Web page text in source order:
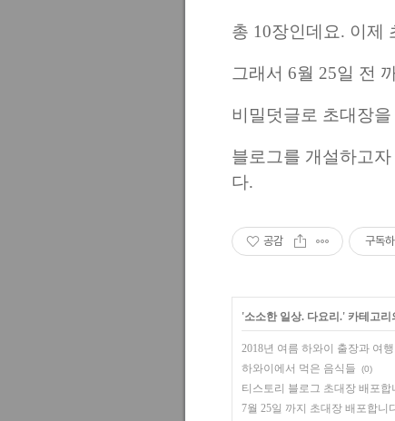
총 10장인데요. 이제
그래서 6월 25일 전
비밀덧글로 초대장
블로그를 개설하고
다.
공감 구독하
'소소한 일상. 다요리.' 카테고리
2018년 여름 하와이 출장과 여
하와이에서 먹은 음식들 (0)
티스토리 블로그 초대장 배포합
7월 25일 까지 초대장 배포합니